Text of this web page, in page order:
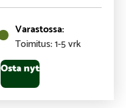
Toimitus: 1-5 vrk
Osta nyt